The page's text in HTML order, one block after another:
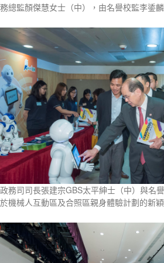
務總監顏傑慧女士（中），由名譽校監李鋈
政務司司長張建宗GBS太平紳士（中）與名
於機械人互動區及合照區親身體驗計劃的新穎